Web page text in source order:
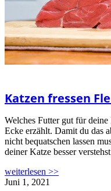
Katzen fressen
Welches Futter gut für
Ecke erzählt. Damit du das
nicht bequatschen lassen
deiner Katze besser
weiterlesen >>
Juni 1, 2021